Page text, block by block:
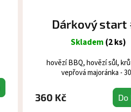
Dárkový start
Skladem (2 ks)
360 Kč
hovězí BBQ, hovězí sůl,
vepřová majoránka -